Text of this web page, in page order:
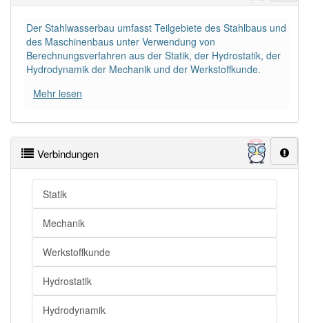
Wörter mit Endung-stahlwasserbauaber mit einem
anderen Artikelder: 0
80% unserer Spielapp-Nutzer haben den Artikel
Der Stahlwasserbau umfasst Teilgebiete des Stahlbaus und
des Maschinenbaus unter Verwendung von
Berechnungsverfahren aus der Statik, der Hydrostatik, der
Hydrodynamik der Mechanik und der Werkstoffkunde.
Mehr lesen
Verbindungen
Statik
Mechanik
Werkstoffkunde
Hydrostatik
Hydrodynamik